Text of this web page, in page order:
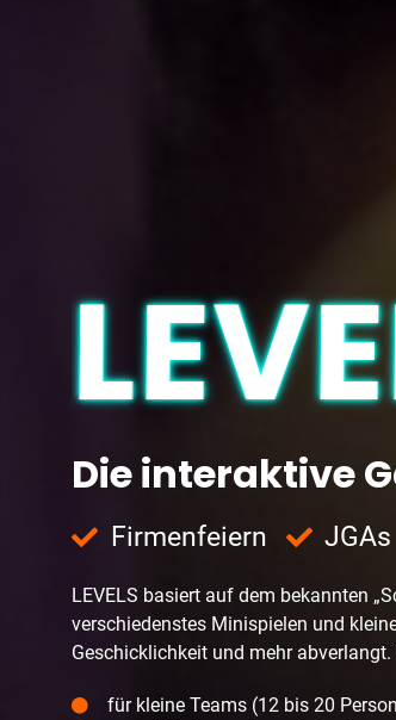
Die interaktive
Firmenfeiern JGAs
LEVELS basiert auf dem bekannten
verschiedenstes Minispielen und
Geschicklichkeit und mehr
für kleine Teams (12 bis 20